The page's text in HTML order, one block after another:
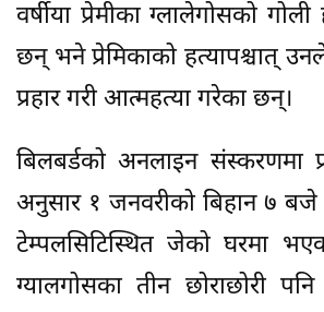
वर्षीया प्रेमीका ग्लालेगोसको
छन् भने प्रेमिकाको हत्यापश्चात्
प्रहार गरी आत्महत्या गरेका छन्।
बिलबर्डको अनलाइन संस्करणमा
अनुसार १ जनवरीको बिहान ७ बजे
टेम्पलसिटिस्थित जेको घरमा
ग्यालगोसका तीन छोराछोरी